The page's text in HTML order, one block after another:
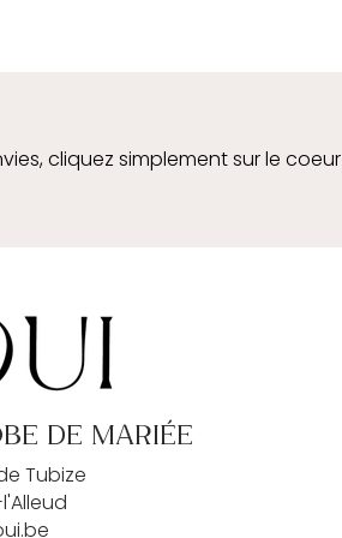
cliquez simplement sur le coeur
DE MARIÉE
Tubize